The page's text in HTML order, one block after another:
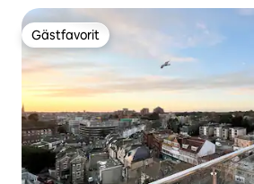
Gästfavorit
Gästfavorit